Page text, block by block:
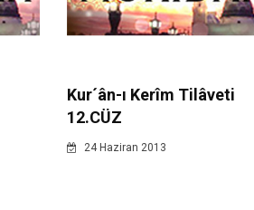
Kur´ân-ı Kerîm Tilâveti
12.CÜZ
24 Haziran 2013